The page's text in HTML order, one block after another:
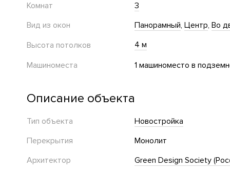
Комнат
3
Вид из окон
Панорамный Центр Во
Высота потолков
4 м
Машиноместа
1 машиноместо в
Описание объекта
Тип объекта
Новостройка
Перекрытия
Монолит
Архитектор
Green Design Society